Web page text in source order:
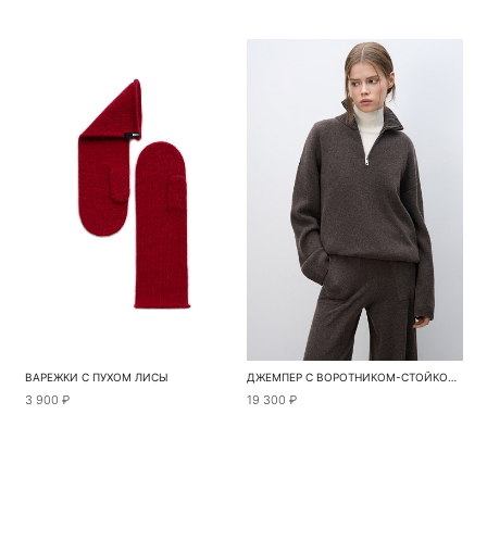
ВАРЕЖКИ С ПУХОМ ЛИСЫ
3 900 ₽
ДЖЕМПЕР С ВОРОТНИКОМ-СТОЙКОЙ НА МОЛНИИ
19 300 ₽